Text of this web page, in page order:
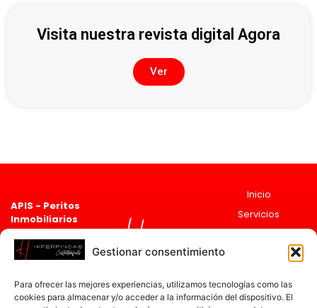
Gestionar consentimiento
Para ofrecer las mejores experiencias, utilizamos tecnologías como las
cookies para almacenar y/o acceder a la información del dispositivo. El
Visita nuestra revista digital Agora
Ver
APIS - Peritos
Inmobiliarios
Asociado 2835
Registro de agentes
Inmobiliarios de
12597
Inicio
Servicios
Contacto